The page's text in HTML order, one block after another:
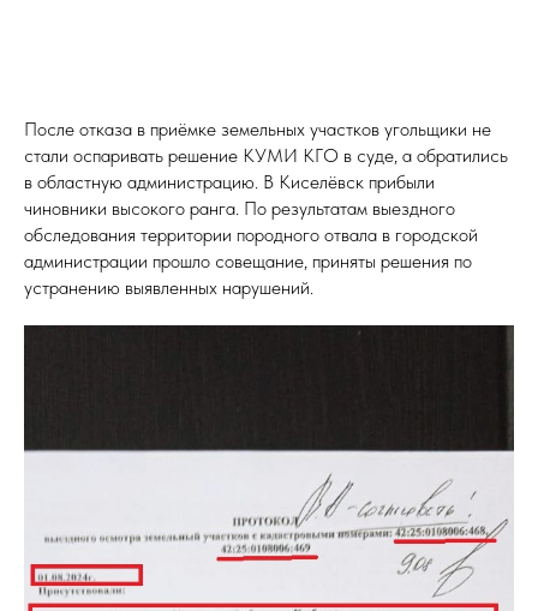
После отказа в приёмке земельных участков угольщики не
стали оспаривать решение КУМИ КГО в суде, а обратились
в областную администрацию. В Киселёвск прибыли
чиновники высокого ранга. По результатам выездного
обследования территории породного отвала в городской
администрации прошло совещание, приняты решения по
устранению выявленных нарушений.